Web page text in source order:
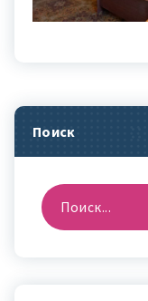
Поиск
Найти: